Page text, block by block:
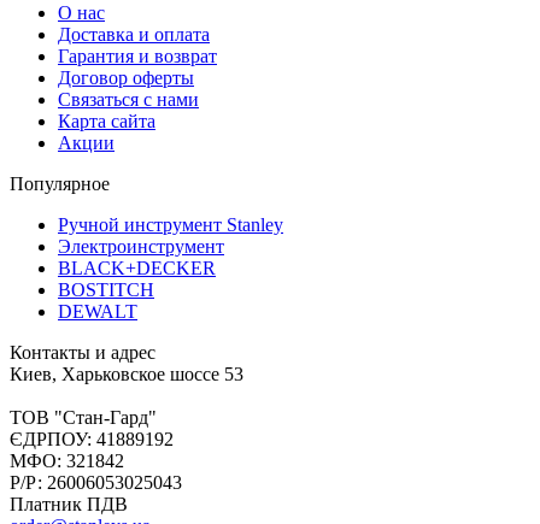
О нас
Доставка и оплата
Гарантия и возврат
Договор оферты
Связаться с нами
Карта сайта
Акции
Популярное
Ручной инструмент Stanley
Электроинструмент
BLACK+DECKER
BOSTITCH
DEWALT
Контакты и адрес
Киев, Харьковское шоссе 53
ТОВ "Стан-Гард"
ЄДРПОУ: 41889192
МФО: 321842
Р/Р: 26006053025043
Платник ПДВ